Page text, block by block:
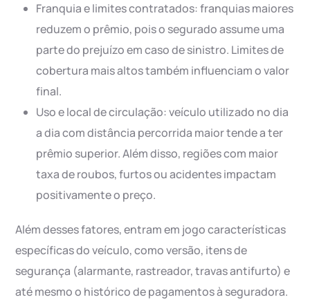
Franquia e limites contratados: franquias maiores
reduzem o prêmio, pois o segurado assume uma
parte do prejuízo em caso de sinistro. Limites de
cobertura mais altos também influenciam o valor
final.
Uso e local de circulação: veículo utilizado no dia
a dia com distância percorrida maior tende a ter
prêmio superior. Além disso, regiões com maior
taxa de roubos, furtos ou acidentes impactam
positivamente o preço.
Além desses fatores, entram em jogo características
específicas do veículo, como versão, itens de
segurança (alarmante, rastreador, travas antifurto) e
até mesmo o histórico de pagamentos à seguradora.